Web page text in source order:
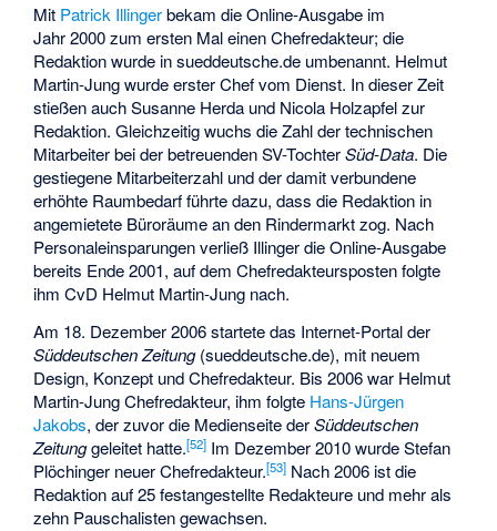
Mit Patrick Illingerbekam die Online-Ausgabe im
Jahr 2000 zum ersten Mal einen Chefredakteur; die
Redaktion wurde in sueddeutsche.de umbenannt. Helmut
Martin-Jung wurde erster Chef vom Dienst. In dieser Zeit
stießen auch Susanne Herda und Nicola Holzapfel zur
Redaktion. Gleichzeitig wuchs die Zahl der technischen
Mitarbeiter bei der betreuenden SV-TochterSüd-Data. Die
gestiegene Mitarbeiterzahl und der damit verbundene
erhöhte Raumbedarf führte dazu, dass die Redaktion in
angemietete Büroräume an den Rindermarkt zog. Nach
Personaleinsparungen verließ Illinger die Online-Ausgabe
bereits Ende 2001, auf dem Chefredakteursposten folgte
ihm CvD Helmut Martin-Jung nach.
Am 18. Dezember 2006 startete das Internet-Portal der
Süddeutschen Zeitung(sueddeutsche.de), mit neuem
Design, Konzept und Chefredakteur. Bis 2006 war Helmut
Martin-Jung Chefredakteur, ihm folgte Hans-Jürgen
Jakobs, der zuvor die Medienseite derSüddeutschen
Zeitunggeleitet hatte.[52] Im Dezember 2010 wurdeStefan
Plöchinger neuer Chefredakteur.[53] Nach 2006 ist die
Redaktion auf 25 festangestellte Redakteure und mehr als
zehn Pauschalistengewachsen.